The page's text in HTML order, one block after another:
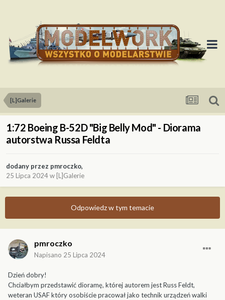
[L]Galerie
1:72 Boeing B-52D "Big Belly Mod" - Diorama
autorstwa Russa Feldta
dodany przez pmroczko,
25 Lipca 2024w [L]Galerie
Odpowiedz w tym temacie
pmroczko
Napisano 25 Lipca 2024
Dzień dobry!
Chciałbym przedstawić dioramę, której autorem jest Russ Feldt,
weteran USAF który osobiście pracował jako technik urządzeń walki